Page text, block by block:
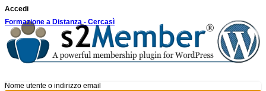
Accedi
Formazione a Distanza - Cercasì
Nome utente o indirizzo email